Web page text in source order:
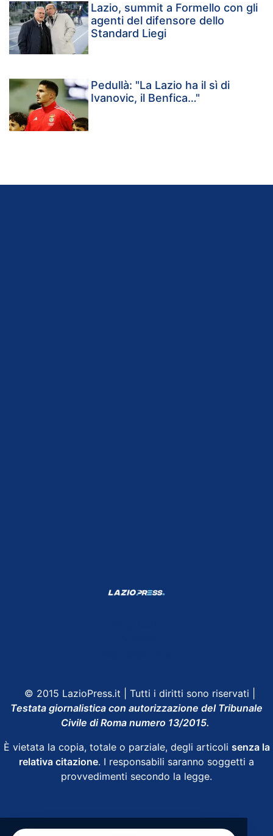
Lazio, summit a Formello con gli
agenti del difensore dello
Standard Liegi
Pedullà: "La Lazio ha il sì di
Ivanovic, il Benfica…"
© 2015 LazioPress.it | Tutti i diritti sono riservati |
Testata giornalistica con autorizzazione del Tribunale
Civile di Roma numero 13/2015.
È vietata la copia, totale o parziale, degli articoli senza la
relativa citazione. I responsabili saranno soggetti a
provvedimenti secondo la legge.